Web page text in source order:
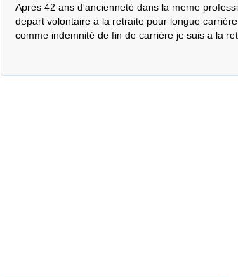
Après 42 ans d'ancienneté dans la meme
depart volontaire a la retraite pour longue
comme indemnité de fin de carriére je suis a la